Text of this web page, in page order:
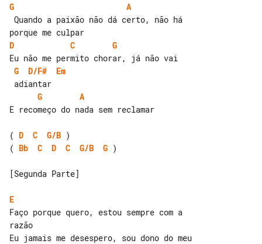
G
A
D
C
G
G
D/F#
Em
G
A
E recomeço do nada sem reclamar
( D C G/B
( Bb C D C G/B G )
[Segunda Parte]
E
Faço porque quero, estou sempre com a
razão